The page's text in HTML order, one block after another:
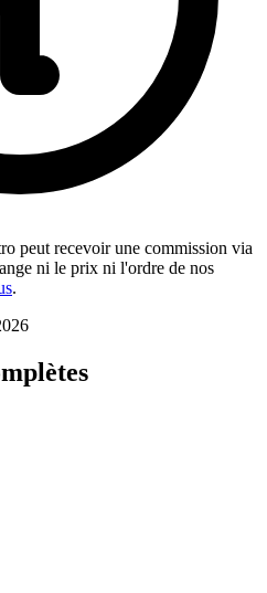
peut recevoir une commission via
ni le prix ni l'ordre de nos
.